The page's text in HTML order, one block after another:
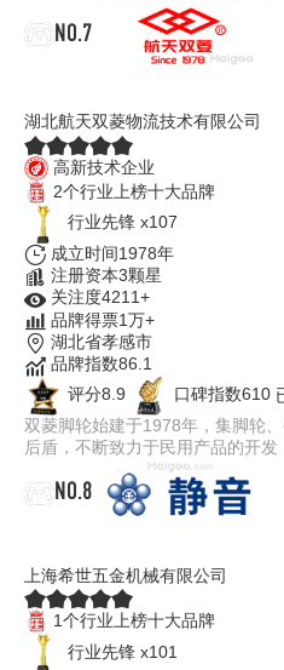
NO.7
湖北航天双菱物流技术有限公司
高新技术企业
2个行业上榜十大品牌
行业先锋 x107
成立时间1978年
注册资本3颗星
关注度4211+
品牌得票1万+
湖北省孝感市
品牌指数86.1
评分8.9
口碑指数610
双菱脚轮始建于1978年，集脚轮
后盾，不断致力于民用产品的开
NO.8
上海希世五金机械有限公司
1个行业上榜十大品牌
行业先锋 x101